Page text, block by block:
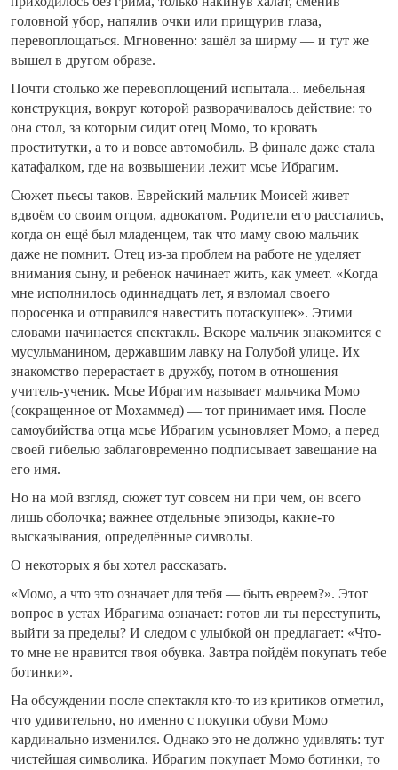
головной убор, напялив очки или прищурив глаза,
перевоплощаться. Мгновенно: зашёл за ширму — и тут же
вышел в другом образе.
Почти столько же перевоплощений испытала... мебельная
конструкция, вокруг которой разворачивалось действие: то
она стол, за которым сидит отец Момо, то кровать
проститутки, а то и вовсе автомобиль. В финале даже стала
катафалком, где на возвышении лежит мсье Ибрагим.
Сюжет пьесы таков. Еврейский мальчик Моисей живет
вдвоём со своим отцом, адвокатом. Родители его расстались,
когда он ещё был младенцем, так что маму свою мальчик
даже не помнит. Отец из-за проблем на работе не уделяет
внимания сыну, и ребенок начинает жить, как умеет. «Когда
мне исполнилось одиннадцать лет, я взломал своего
поросенка и отправился навестить потаскушек». Этими
словами начинается спектакль. Вскоре мальчик знакомится с
мусульманином, державшим лавку на Голубой улице. Их
знакомство перерастает в дружбу, потом в отношения
учитель-ученик. Мсье Ибрагим называет мальчика Момо
(сокращенное от Мохаммед) — тот принимает имя. После
самоубийства отца мсье Ибрагим усыновляет Момо, а перед
своей гибелью заблаговременно подписывает завещание на
его имя.
Но на мой взгляд, сюжет тут совсем ни при чем, он всего
лишь оболочка; важнее отдельные эпизоды, какие-то
высказывания, определённые символы.
О некоторых я бы хотел рассказать.
«Момо, а что это означает для тебя — быть евреем?». Этот
вопрос в устах Ибрагима означает: готов ли ты переступить,
выйти за пределы? И следом с улыбкой он предлагает: «Что-
то мне не нравится твоя обувка. Завтра пойдём покупать тебе
ботинки».
На обсуждении после спектакля кто-то из критиков отметил,
что удивительно, но именно с покупки обуви Момо
кардинально изменился. Однако это не должно удивлять: тут
чистейшая символика. Ибрагим покупает Момо ботинки, то